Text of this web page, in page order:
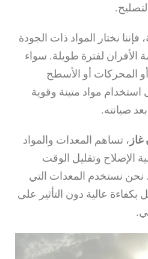
نختار المواد ذات الجودة
الأفران لفترة طويلة. سواء
أو المحركات أو الأسطح
استخدام مواد متينة وقوية
صيانته.
، تساهم المعدات والمواد
الإصلاح وتقليل الوقت
نستخدم المعدات التي
عالية دون التأثير على